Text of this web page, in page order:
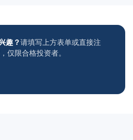
趣？请填写上方表单或直接注
仅限合格投资者。